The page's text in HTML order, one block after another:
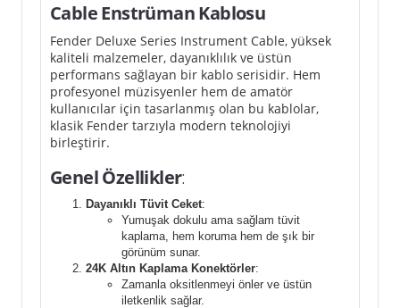
Cable Enstrüman Kablosu
Fender Deluxe Series Instrument Cable, yüksek
kaliteli malzemeler, dayanıklılık ve üstün
performans sağlayan bir kablo serisidir. Hem
profesyonel müzisyenler hem de amatör
kullanıcılar için tasarlanmış olan bu kablolar,
klasik Fender tarzıyla modern teknolojiyi
birleştirir.
Genel Özellikler:
Dayanıklı Tüvit Ceket:
Yumuşak dokulu ama sağlam tüvit
kaplama, hem koruma hem de şık bir
görünüm sunar.
24K Altın Kaplama Konektörler:
Zamanla oksitlenmeyi önler ve üstün
iletkenlik sağlar.